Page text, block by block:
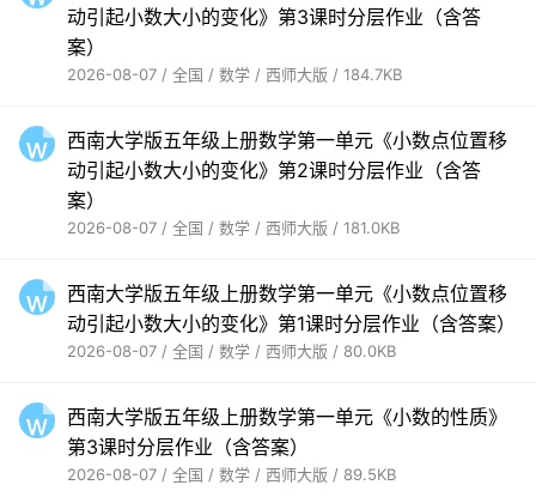
动引起小数大小的变化》第3课时分层作业（含答
案）
2026-08-07 / 全国 / 数学 / 西师大版 / 184.7KB
西南大学版五年级上册数学第一单元《小数点位置移
动引起小数大小的变化》第2课时分层作业（含答
案）
2026-08-07 / 全国 / 数学 / 西师大版 / 181.0KB
西南大学版五年级上册数学第一单元《小数点位置移
动引起小数大小的变化》第1课时分层作业（含答案）
2026-08-07 / 全国 / 数学 / 西师大版 / 80.0KB
西南大学版五年级上册数学第一单元《小数的性质》
第3课时分层作业（含答案）
2026-08-07 / 全国 / 数学 / 西师大版 / 89.5KB